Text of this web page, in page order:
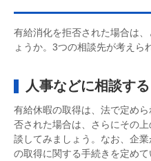
有給消化を拒否された場合は
ょうか。3つの相談先が考えら
人事などに相談する
有給休暇の取得は、法で定め
否された場合は、さらにその
談してみましょう。なお、企
の取得に関する手続きを定め